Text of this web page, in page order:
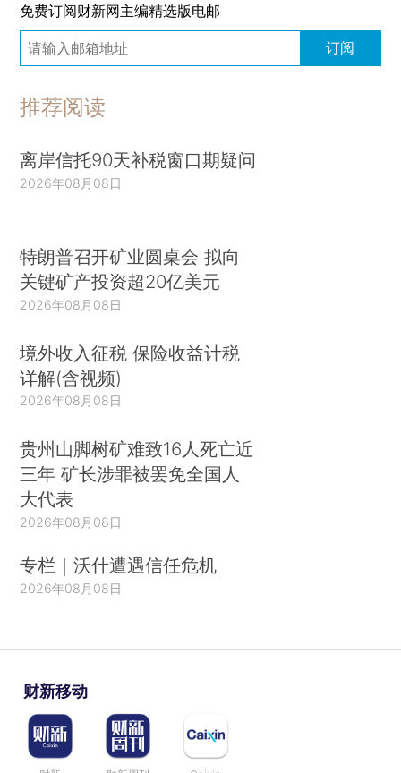
免费订阅财新网主编精选版电邮
订阅
推荐阅读
离岸信托90天补税窗口期疑问
2026年08月08日
特朗普召开矿业圆桌会 拟向
关键矿产投资超20亿美元
2026年08月08日
境外收入征税 保险收益计税
详解(含视频)
2026年08月08日
贵州山脚树矿难致16人死亡近
三年 矿长涉罪被罢免全国人
大代表
2026年08月08日
专栏｜沃什遭遇信任危机
2026年08月08日
财新移动